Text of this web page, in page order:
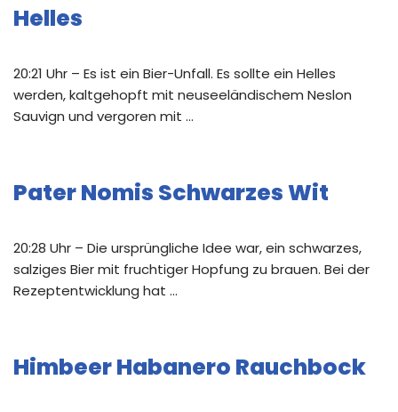
Helles
20:21 Uhr – Es ist ein Bier-Unfall. Es sollte ein Helles
werden, kaltgehopft mit neuseeländischem Neslon
Sauvign und vergoren mit …
Pater Nomis Schwarzes Wit
20:28 Uhr – Die ursprüngliche Idee war, ein schwarzes,
salziges Bier mit fruchtiger Hopfung zu brauen. Bei der
Rezeptentwicklung hat …
Himbeer Habanero Rauchbock